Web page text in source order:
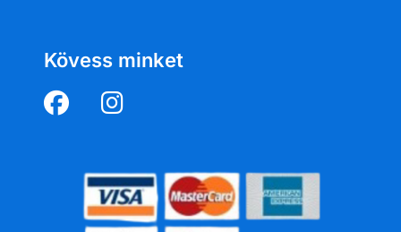
Kövess minket